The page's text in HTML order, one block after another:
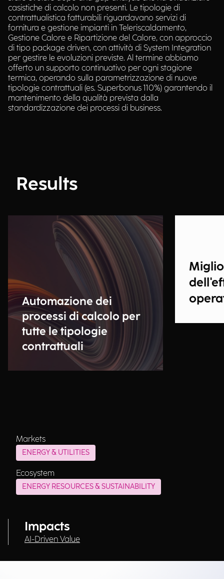
casistiche di calcolo non presenti. Le tipologie di
contrattualistica fatturabili riguardavano servizi di
fornitura e gestione impianti in Teleriscaldamento,
Gestione Calore e Ripartizione del Calore, con approccio
di tipo package driven, con attività di System Integration
per gestire le evoluzioni previste. Al termine abbiamo
offerto un supporto continuativo per ogni stagione
termica, operando sulla parametrizzazione di nuove
tipologie contrattuali (es. Superbonus 110%) garantendo il
mantenimento della qualità prevista dalla
standardizzazione dei processi di business.
Results
Automazione dei
processi di calcolo per
tutte le tipologie
contrattuali
Markets
ENERGY & UTILITIES
Ecosystem
ENERGY RESOURCES & SUSTAINABILITY
Impacts
AI-Driven Value